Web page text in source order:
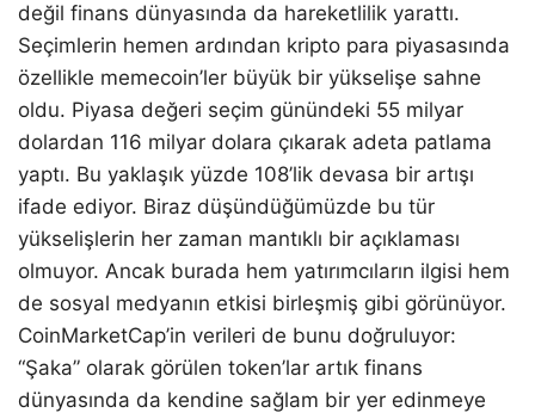
değil finans dünyasında da hareketlilik yarattı.
Seçimlerin hemen ardından kripto para piyasasında
özellikle memecoin’ler büyük bir yükselişe sahne
oldu. Piyasa değeri seçim günündeki 55 milyar
dolardan 116 milyar dolara çıkarak adeta patlama
yaptı. Bu yaklaşık yüzde 108’lik devasa bir artışı
ifade ediyor. Biraz düşündüğümüzde bu tür
yükselişlerin her zaman mantıklı bir açıklaması
olmuyor. Ancak burada hem yatırımcıların ilgisi hem
de sosyal medyanın etkisi birleşmiş gibi görünüyor.
CoinMarketCap’in verileri de bunu doğruluyor:
“Şaka” olarak görülen token’lar artık finans
dünyasında da kendine sağlam bir yer edinmeye